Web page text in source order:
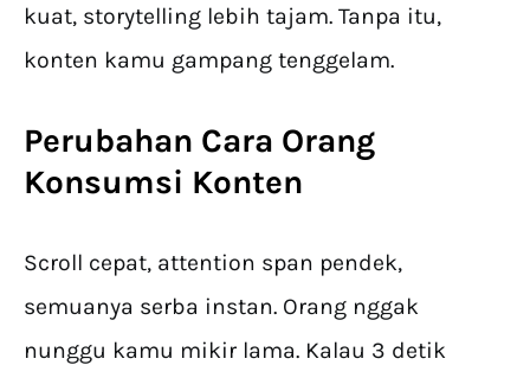
kuat, storytelling lebih tajam. Tanpa itu,
konten kamu gampang tenggelam.
Perubahan Cara Orang
Konsumsi Konten
Scroll cepat, attention span pendek,
semuanya serba instan. Orang nggak
nunggu kamu mikir lama. Kalau 3 detik